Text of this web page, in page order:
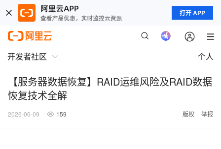
打开 APP
开发者社区 个人
【服务器数据恢复】RAID运维风险及RAID数据
恢复技术全解
2026-06-09 159 版权 举报